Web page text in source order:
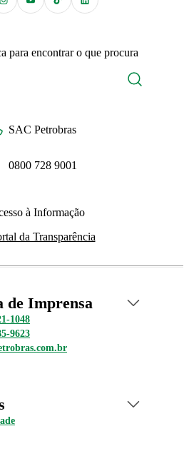
para encontrar o que procura
SAC Petrobras
0800 728 9001
à Informação
da Transparência
de Imprensa
1048
9623